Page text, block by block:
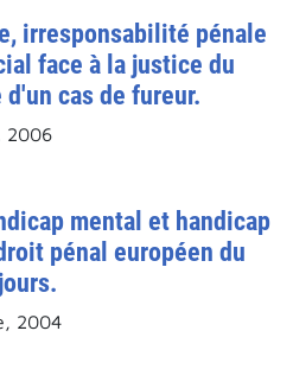
irresponsabilité pénale
face à la justice du
cas de fureur.
2006
mental et handicap
pénal européen du
2004